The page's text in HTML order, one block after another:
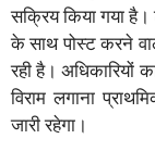
सक्रिय किया गया है।
के साथ पोस्ट करने
रही है। अधिकारियों
विराम लगाना
जारी रहेगा।